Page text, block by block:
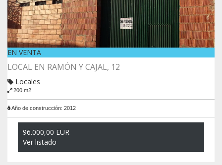
EN VENTA
LOCAL EN RAMÓN Y CAJAL, 12
Locales
200 m2
Año de construcción: 2012
96.000,00 EUR
Ver listado